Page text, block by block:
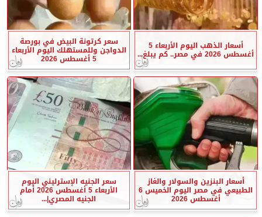
أسعار الذهب اليوم الأربعاء 5
أغسطس 2026 في مصر.. كم يبلغ...
سعر كرتونة البيض في بورصة
الدواجن وللمستهلك اليوم الأربعاء
5 أغسطس 2026
أسعار البنزين والسولار والغاز
الطبيعي في مصر اليوم الخميس 6
أغسطس 2026
سعر الجنيه الإسترليني اليوم
الأربعاء 5 أغسطس 2026 أمام
الجنيه المصري|...